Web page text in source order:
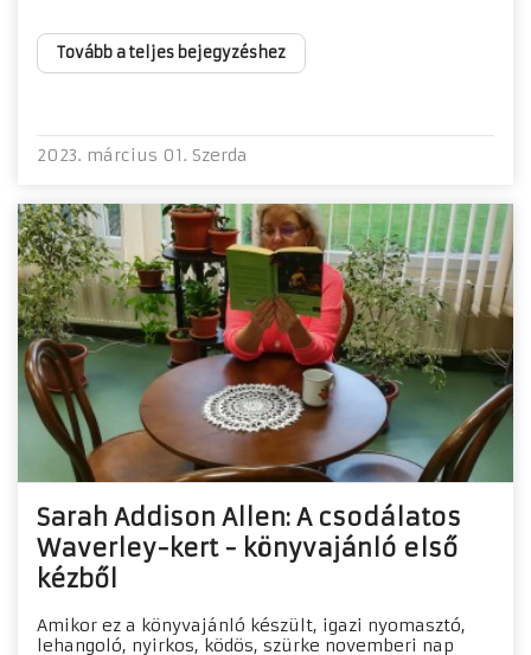
Tovább a teljes bejegyzéshez
2023. március 01. Szerda
Sarah Addison Allen: A csodálatos
Waverley-kert - könyvajánló első
kézből
Amikor ez a könyvajánló készült, igazi nyomasztó,
lehangoló, nyirkos, ködös, szürke novemberi nap